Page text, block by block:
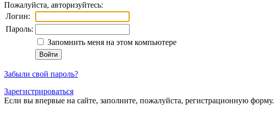
Пожалуйста, авторизуйтесь:
Логин:
Пароль:
Запомнить меня на этом компьютере
Забыли свой пароль?
Зарегистрироваться
Если вы впервые на сайте, заполните, пожалуйста, регистрационную форму.